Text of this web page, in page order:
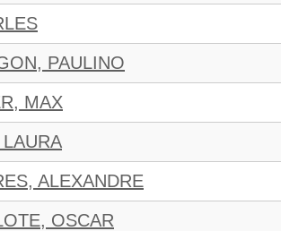
PAULINO
MAX
ALEXANDRE
OSCAR